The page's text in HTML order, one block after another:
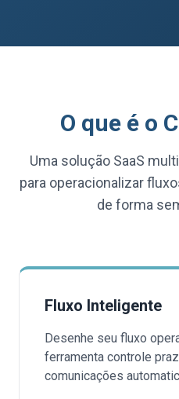
O que é o
Uma solução SaaS
para operacionalizar
de forma
Fluxo Inteligente
Desenhe seu fluxo
ferramenta controle
comunicações